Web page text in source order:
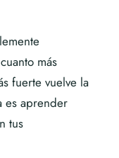
más
fuerte vuelve la
es aprender
tus